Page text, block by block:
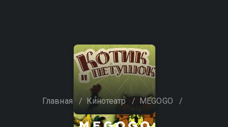
Главная / Кинотеатр / MEGOGO /